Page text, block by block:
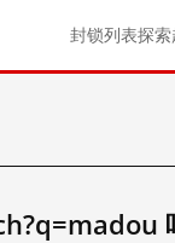
封锁列表探索